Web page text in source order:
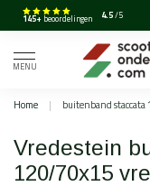
145+ beoordelingen 4.5/5
MENU
Home | buitenband
Vredestein
120/70x15